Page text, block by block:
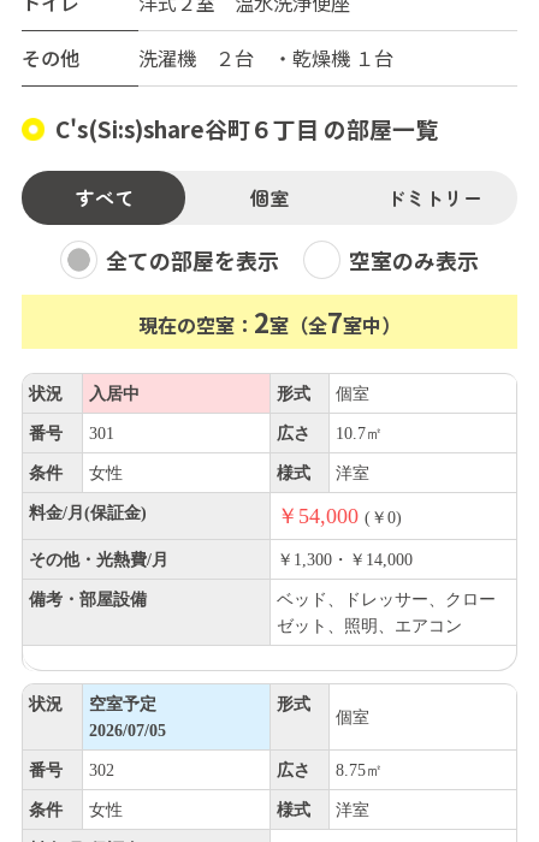
その他
洗濯機 ２台 ・乾燥機 １台
C's(Si:s)share谷町６丁目 の部屋一覧
すべて 個室 ドミトリー
全ての部屋を表示 空室のみ表示
現在の空室： 2室（全7室中）
状況 入居中 形式 個室
番号 301 広さ 10.7㎡
条件 女性 様式 洋室
料金/月(保証金) ￥54,000 (￥0)
その他・光熱費/月 ￥1,300・￥14,000
備考・部屋設備
ベッド、ドレッサー、クロー
ゼット、照明、エアコン
状況
空室予定
2026/07/05
形式
個室
番号 302 広さ 8.75㎡
条件 女性 様式 洋室